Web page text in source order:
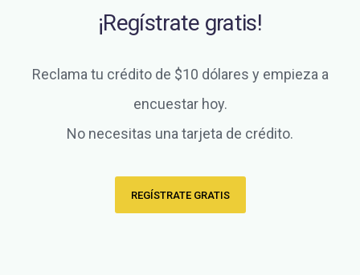
¡Regístrate gratis!
Reclama tu crédito de $10 dólares y empieza a
encuestar hoy.
No necesitas una tarjeta de crédito.
REGÍSTRATE GRATIS